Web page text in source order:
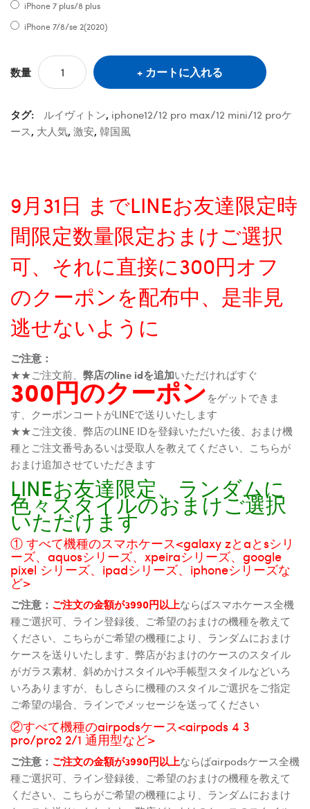
iPhone 7 plus/8 plus
iPhone 7/8/se 2(2020)
数量 カートに入れる
タグ: ルイヴィトン, iphone12/12 pro max/12 mini/12 proケ
ース, 大人気, 激安, 韓国風
9月31日 までLINEお友達限定時
間限定数量限定おまけご選択
可、それに直接に300円オフ
のクーポンを配布中、是非見
逃せないように
ご注意：
★★ご注文前、 弊店のline idを追加いただければすぐ
300円のクーポンをゲットできま
す、クーポンコートがLINEで送りいたします
★★ご注文後、弊店のLINE IDを登録いただいた後、おまけ機
種とご注文番号あるいは受取人を教えてください、こちらが
おまけ追加させていただきます
LINEお友達限定、ランダムに
色々スタイルのおまけご選択
いただけます
① すべて機種のスマホケース<galaxy zとaとsシリ
ーズ、aquosシリーズ、xpeiraシリーズ、google
pixel シリーズ、ipadシリーズ、iphoneシリーズな
ど>
ご注意： ご注文の金額が3990円以上ならばスマホケース全機
種ご選択可、ライン登録後、ご希望のおまけの機種を教えて
ください、こちらがご希望の機種により、ランダムにおまけ
ケースを送りいたします、弊店がおまけのケースのスタイル
がガラス素材、斜めかけスタイルや手帳型スタイルなどいろ
いろありますが、もしさらに機種のスタイルご選択をご指定
ご希望の場合、ラインでメッセージを送ってください
②すべて機種のairpodsケース<airpods 4 3
pro/pro2 2/1 通用型など>
ご注意： ご注文の金額が3990円以上ならばairpodsケース全機
種ご選択可、ライン登録後、ご希望のおまけの機種を教えて
ください、こちらがご希望の機種により、ランダムにおまけ